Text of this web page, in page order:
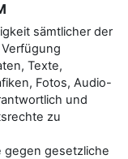
sämtlicher der
Texte,
Fotos, Audio-
und
zu
gegen gesetzliche